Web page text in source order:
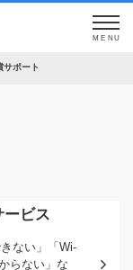
MENU
サポート
ービス
ない」「Wi-
らない」な